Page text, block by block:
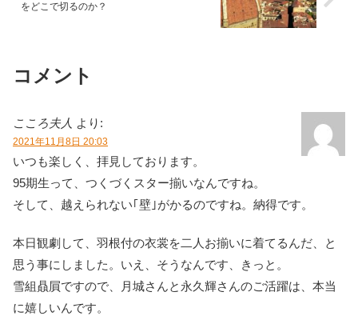
をどこで切るのか？
コメント
こころ夫人 より:
2021年11月8日 20:03
いつも楽しく、拝見しております。
95期生って、つくづくスター揃いなんですね。
そして、越えられない｢壁｣がかるのですね。納得です。
本日観劇して、羽根付の衣裳を二人お揃いに着てるんだ、と
思う事にしました。いえ、そうなんです、きっと。
雪組贔屓ですので、月城さんと永久輝さんのご活躍は、本当
に嬉しいんです。